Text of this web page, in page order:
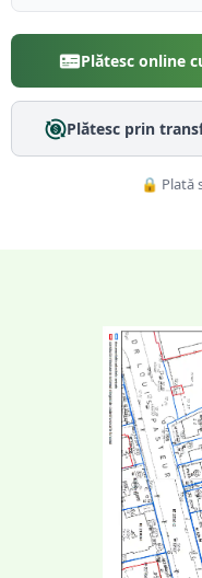
Plătesc online
Plătesc prin
🔒 Plată